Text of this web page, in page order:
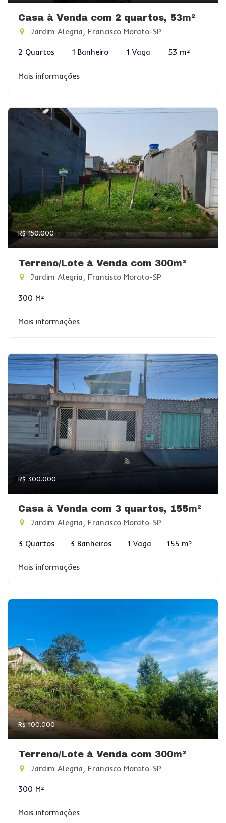
Casa à Venda com 2 quartos, 53m²
Jardim Alegria, Francisco Morato-SP
2 Quartos 1 Banheiro 1 Vaga 53 m²
Mais informações
R$ 150.000
Terreno/Lote à Venda com 300m²
Jardim Alegria, Francisco Morato-SP
300 M²
Mais informações
R$ 300.000
Casa à Venda com 3 quartos, 155m²
Jardim Alegria, Francisco Morato-SP
3 Quartos 3 Banheiros 1 Vaga 155 m²
Mais informações
R$ 100.000
Terreno/Lote à Venda com 300m²
Jardim Alegria, Francisco Morato-SP
300 M²
Mais informações